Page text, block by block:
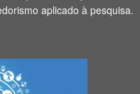
aplicado à pesquisa.